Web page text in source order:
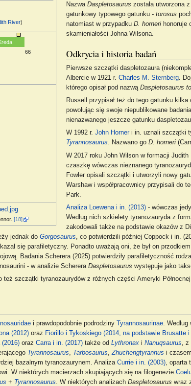
River)
66
[18]
Nazwa Daspletosaurus została utworzona
gatunkowy typowego gatunku - torosus
natomiast w przypadku D. hornerihonoruje
skamieniałości Johna Wilsona.
Odkrycia i historia badań
Pierwsze szczątki daspletozaura
Albercie w 1921 r. Charles M. Sternberg.
którego opisał pod nazwą Daspletosaurus
Russell przypisał też do tego gatunku kilka
powołując się swoje niepublikowane
nienazwanego jeszcze gatunku
W 1992 r. John Horneri in. uznali szczątki
Tyrannosaurus. Nazwano go D. horneri
W 2017 roku John Wilson w formacji Judith
czaszkę wówczas nieznanego
Fowler opisali szczątki i utworzyli nowy
Warshaw i współpracownicy przypisali do
Park.
Analiza Loewena i in. (2013)- wówczas
Według nich szkielety tyranozauryda z
zakodowali także na podstawie okazów z
jednak do Gorgosaurus, co potwierdzili później Coppock i in.
się parafiletyczny. Ponadto uważają oni, że był on przodkiem
Badania Scherera (2025) potwierdziły parafiletyczność
- w analizie Scherera Daspletosaurus występuje jako
też szczątki tyranozaurydów z różnych części Ameryki
i prawdopodobnie podrodziny Tyrannosaurinae.
(2012)oraz Fiorillo i Tykoskiego (2014, na podstawie Brusatte
(2016)oraz Carra i in. (2017)także od Lythronaxi Nanuqsaurus ,
Tyrannosaurus Tarbosaurus Zhuchengtyrannus i
bazalnym tyranozaurynem. Analiza Currie i in. (2003), oparta
W niektórych macierzach skupiających się na filogenezie
+ Tyrannosaurus . W niektórych analizach Daspletosaurus wraz